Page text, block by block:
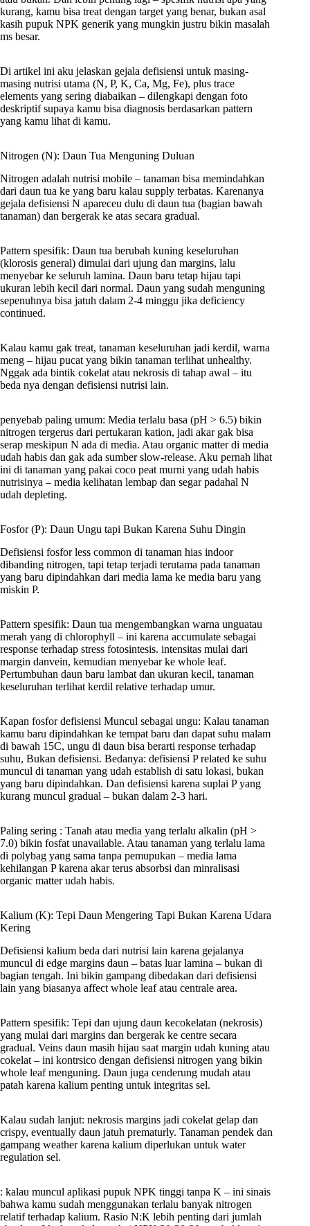
kurang, kamu bisa treat dengan target yang benar, bukan asal
kasih pupuk NPK generik yang mungkin justru bikin masalah
ms besar.
Di artikel ini aku jelaskan gejala defisiensi untuk masing-
masing nutrisi utama (N, P, K, Ca, Mg, Fe), plus trace
elements yang sering diabaikan – dilengkapi dengan foto
deskriptif supaya kamu bisa diagnosis berdasarkan pattern
yang kamu lihat di kamu.
Nitrogen (N): Daun Tua Menguning Duluan
Nitrogen adalah nutrisi mobile – tanaman bisa memindahkan
dari daun tua ke yang baru kalau supply terbatas. Karenanya
gejala defisiensi N apareceu dulu di daun tua (bagian bawah
tanaman) dan bergerak ke atas secara gradual.
Pattern spesifik: Daun tua berubah kuning keseluruhan
(klorosis general) dimulai dari ujung dan margins, lalu
menyebar ke seluruh lamina. Daun baru tetap hijau tapi
ukuran lebih kecil dari normal. Daun yang sudah menguning
sepenuhnya bisa jatuh dalam 2-4 minggu jika deficiency
continued.
Kalau kamu gak treat, tanaman keseluruhan jadi kerdil, warna
meng – hijau pucat yang bikin tanaman terlihat unhealthy.
Nggak ada bintik cokelat atau nekrosis di tahap awal – itu
beda nya dengan defisiensi nutrisi lain.
penyebab paling umum: Media terlalu basa (pH > 6.5) bikin
nitrogen tergerus dari pertukaran kation, jadi akar gak bisa
serap meskipun N ada di media. Atau organic matter di media
udah habis dan gak ada sumber slow-release. Aku pernah lihat
ini di tanaman yang pakai coco peat murni yang udah habis
nutrisinya – media kelihatan lembap dan segar padahal N
udah depleting.
Fosfor (P): Daun Ungu tapi Bukan Karena Suhu Dingin
Defisiensi fosfor less common di tanaman hias indoor
dibanding nitrogen, tapi tetap terjadi terutama pada tanaman
yang baru dipindahkan dari media lama ke media baru yang
miskin P.
Pattern spesifik: Daun tua mengembangkan warna unguatau
merah yang di chlorophyll – ini karena accumulate sebagai
response terhadap stress fotosintesis. intensitas mulai dari
margin danvein, kemudian menyebar ke whole leaf.
Pertumbuhan daun baru lambat dan ukuran kecil, tanaman
keseluruhan terlihat kerdil relative terhadap umur.
Kapan fosfor defisiensi Muncul sebagai ungu: Kalau tanaman
kamu baru dipindahkan ke tempat baru dan dapat suhu malam
di bawah 15C, ungu di daun bisa berarti response terhadap
suhu, Bukan defisiensi. Bedanya: defisiensi P related ke suhu
muncul di tanaman yang udah establish di satu lokasi, bukan
yang baru dipindahkan. Dan defisiensi karena suplai P yang
kurang muncul gradual – bukan dalam 2-3 hari.
Paling sering : Tanah atau media yang terlalu alkalin (pH >
7.0) bikin fosfat unavailable. Atau tanaman yang terlalu lama
di polybag yang sama tanpa pemupukan – media lama
kehilangan P karena akar terus absorbsi dan minralisasi
organic matter udah habis.
Kalium (K): Tepi Daun Mengering Tapi Bukan Karena Udara
Kering
Defisiensi kalium beda dari nutrisi lain karena gejalanya
muncul di edge margins daun – batas luar lamina – bukan di
bagian tengah. Ini bikin gampang dibedakan dari defisiensi
lain yang biasanya affect whole leaf atau centrale area.
Pattern spesifik: Tepi dan ujung daun kecokelatan (nekrosis)
yang mulai dari margins dan bergerak ke centre secara
gradual. Veins daun masih hijau saat margin udah kuning atau
cokelat – ini kontrsico dengan defisiensi nitrogen yang bikin
whole leaf menguning. Daun juga cenderung mudah atau
patah karena kalium penting untuk integritas sel.
Kalau sudah lanjut: nekrosis margins jadi cokelat gelap dan
crispy, eventually daun jatuh prematurly. Tanaman pendek dan
gampang weather karena kalium diperlukan untuk water
regulation sel.
: kalau muncul aplikasi pupuk NPK tinggi tanpa K – ini sinais
bahwa kamu sudah menggunakan terlalu banyak nitrogen
relatif terhadap kalium. Rasio N:K lebih penting dari jumlah